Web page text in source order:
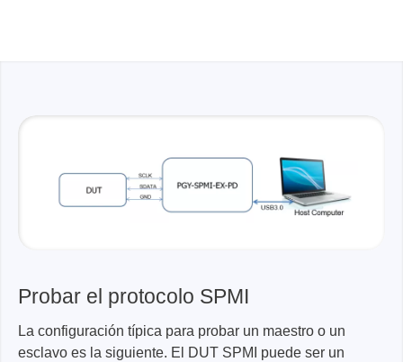
Probar el protocolo SPMI
La configuración típica para probar un maestro o un
esclavo es la siguiente. El DUT SPMI puede ser un